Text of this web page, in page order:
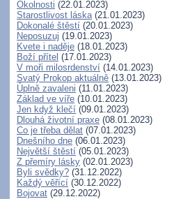
Okolnosti (22.01.2023)
Starostlivost láska(21.01.2023)
Dokonalé štěstí (20.01.2023)
Neposuzuj (19.01.2023)
Kvete i naděje (18.01.2023)
Boží přítel (17.01.2023)
V moři milosrdenství (14.01.2023)
Svatý Prokop aktuálně (13.01.2023)
Úplně zavaleni (11.01.2023)
Základ ve víře (10.01.2023)
Jen když klečí (09.01.2023)
Dlouhá životní praxe (08.01.2023)
Co je třeba dělat (07.01.2023)
Dnešního dne (06.01.2023)
Největší štěstí (05.01.2023)
Z přemíry lásky (02.01.2023)
Byli svědky? (31.12.2022)
Každý věřící (30.12.2022)
Bojovat (29.12.2022)